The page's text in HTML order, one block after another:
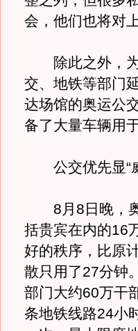
会，他们也将对
除此之外，为
交、地铁等部门
达场馆的奥运公
备了大量车辆用
公交优先显“
8月8日晚，奥
括贵宾在内的16
好的秩序，比原
散只用了27分钟
部门大约60万干
条地铁线路24小